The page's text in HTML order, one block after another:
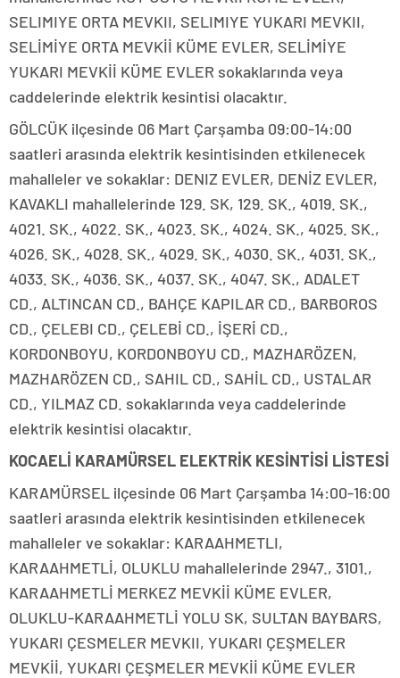
SELIMIYE ORTA MEVKII, SELIMIYE YUKARI MEVKII,
SELİMİYE ORTA MEVKİİ KÜME EVLER, SELİMİYE
YUKARI MEVKİİ KÜME EVLER sokaklarında veya
caddelerinde elektrik kesintisi olacaktır.
GÖLCÜK ilçesinde 06 Mart Çarşamba 09:00-14:00
saatleri arasında elektrik kesintisinden etkilenecek
mahalleler ve sokaklar: DENIZ EVLER, DENİZ EVLER,
KAVAKLI mahallelerinde 129. SK, 129. SK., 4019. SK.,
4021. SK., 4022. SK., 4023. SK., 4024. SK., 4025. SK.,
4026. SK., 4028. SK., 4029. SK., 4030. SK., 4031. SK.,
4033. SK., 4036. SK., 4037. SK., 4047. SK., ADALET
CD., ALTINCAN CD., BAHÇE KAPILAR CD., BARBOROS
CD., ÇELEBI CD., ÇELEBİ CD., İŞERİ CD.,
KORDONBOYU, KORDONBOYU CD., MAZHARÖZEN,
MAZHARÖZEN CD., SAHIL CD., SAHİL CD., USTALAR
CD., YILMAZ CD. sokaklarında veya caddelerinde
elektrik kesintisi olacaktır.
KOCAELİ KARAMÜRSEL ELEKTRİK KESİNTİSİ LİSTESİ
KARAMÜRSEL ilçesinde 06 Mart Çarşamba 14:00-16:00
saatleri arasında elektrik kesintisinden etkilenecek
mahalleler ve sokaklar: KARAAHMETLI,
KARAAHMETLİ, OLUKLU mahallelerinde 2947., 3101.,
KARAAHMETLİ MERKEZ MEVKİİ KÜME EVLER,
OLUKLU-KARAAHMETLİ YOLU SK, SULTAN BAYBARS,
YUKARI ÇESMELER MEVKII, YUKARI ÇEŞMELER
MEVKİİ, YUKARI ÇEŞMELER MEVKİİ KÜME EVLER